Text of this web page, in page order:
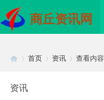
商丘资讯网
首页 资讯 查看内容
资讯